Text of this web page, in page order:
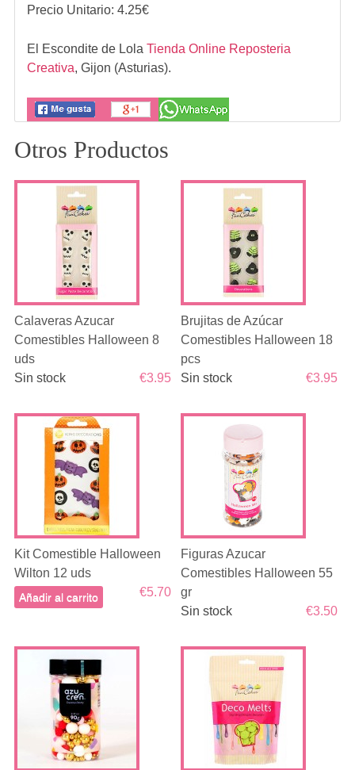
Precio Unitario: 4.25€
El Escondite de Lola Tienda Online Reposteria
Creativa, Gijon (Asturias).
Otros Productos
Calaveras Azucar
Comestibles Halloween 8
uds
€3.95
Sin stock
Brujitas de Azúcar
Comestibles Halloween 18
pcs
€3.95
Sin stock
Kit Comestible Halloween
Wilton 12 uds
€5.70
Añadir al carrito
Figuras Azucar
Comestibles Halloween 55
gr
€3.50
Sin stock